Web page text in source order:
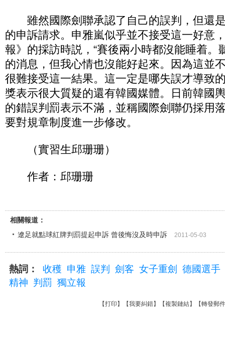
雖然國際劍聯承認了自己的誤判，但還
的申訴請求。申雅嵐似乎並不接受這一好意
報》的採訪時説，“賽後兩小時都沒能睡着。
的消息，但我心情也沒能好起來。因為這並
很難接受這一結果。這一定是哪失誤才導致
獎表示很大質疑的還有韓國媒體。日前韓國
的錯誤判罰表示不滿，並稱國際劍聯仍採用
要對規章制度進一步修改。
（實習生邱珊珊）
作者：邱珊珊
相關報道：
遼足就點球紅牌判罰提起申訴 曾後悔沒及時申訴
2011-05-03
熱詞： 收穫 申雅 誤判 劍客 女子重劍
德國選手
精神 判罰 獨立報
【打印 】【我要糾錯】【複製鏈結】【轉發郵件